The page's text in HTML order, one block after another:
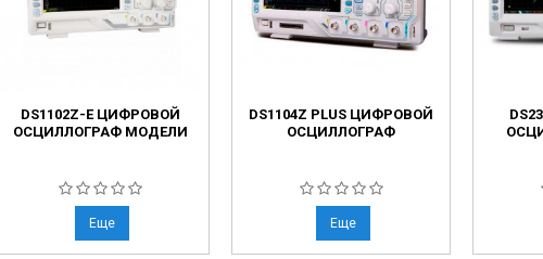
DS1102Z-E ЦИФРОВОЙ
ОСЦИЛЛОГРАФ МОДЕЛИ
Еще
DS1104Z PLUS ЦИФРОВОЙ
ОСЦИЛЛОГРАФ
Еще